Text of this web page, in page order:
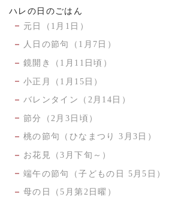
ハレの日のごはん
元日（1月1日）
人日の節句（1月7日）
鏡開き（1月11日頃）
小正月（1月15日）
バレンタイン（2月14日）
節分（2月3日頃）
桃の節句（ひなまつり 3月3日）
お花見（3月下旬～）
端午の節句（子どもの日 5月5日）
母の日（5月第2日曜）